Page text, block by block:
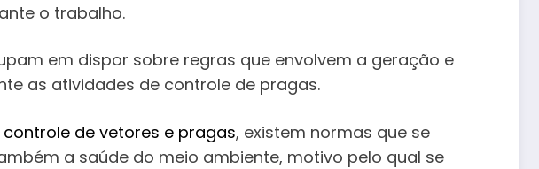
o trabalho.
em dispor sobre regras que envolvem a geração e
as atividades de controle de pragas.
controle de vetores e pragas, existem normas que se
a saúde do meio ambiente, motivo pelo qual se